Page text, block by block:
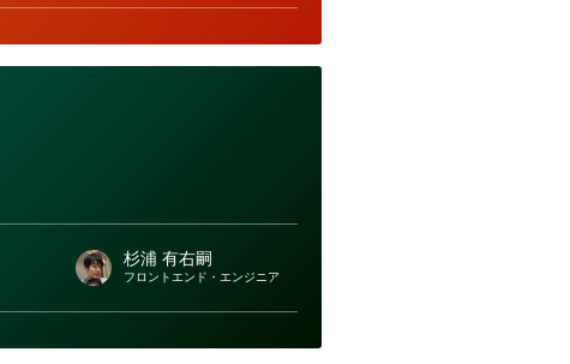
杉浦 有右嗣
フロントエンド・エンジニア